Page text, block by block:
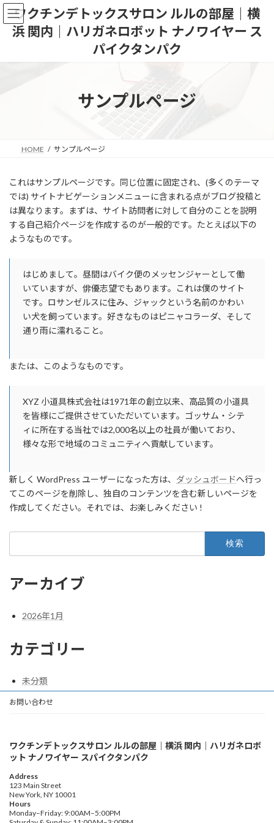
コ
ン
ナ
ビ ワクチンデトックスサロン ルルの部屋｜横
浜 関内｜ハリガネロボット ナノワイヤー ス
パイクタンパク
サンプルページ
HOME サンプルページ
これはサンプルページです。同じ位置に固定され、(多くのテーマ
では) サイトナビゲーションメニューに含まれる点がブログ投稿と
は異なります。まずは、サイト訪問者に対して自分のことを説明
する自己紹介ページを作成するのが一般的です。たとえば以下の
ようなものです。
はじめまして。昼間はバイク便のメッセンジャーとして働
いていますが、俳優志望でもあります。これは僕のサイト
です。ロサンゼルスに住み、ジャックという名前のかわい
い犬を飼っています。好きなものはピニャコラーダ、そして
通り雨に濡れること。
または、このようなものです。
XYZ 小道具株式会社は1971年の創立以来、高品質の小道具
を皆様にご提供させていただいています。ゴッサム・シテ
ィに所在する当社では2,000名以上の社員が働いており、
様々な形で地域のコミュニティへ貢献しています。
新しく WordPress ユーザーになった方は、 ダッシュボードへ行っ
てこのページを削除し、独自のコンテンツを含む新しいページを
作成してください。それでは、お楽しみください !
アーカイブ
2026年1月
カテゴリー
未分類
お問い合わせ
ワクチンデトックスサロン ルルの部屋｜横浜 関内｜ハリガネロボ
ット ナノワイヤー スパイクタンパク
Address
123 Main Street
New York, NY 10001
Hours
Monday–Friday: 9:00AM–5:00PM